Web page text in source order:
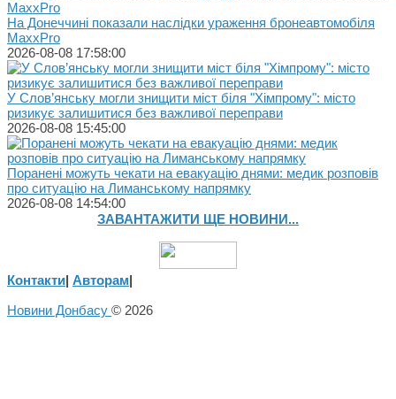
На Донеччині показали наслідки ураження бронеавтомобіля
MaxxPro
2026-08-08 17:58:00
У Слов’янську могли знищити міст біля "Хімпрому": місто
ризикує залишитися без важливої переправи
2026-08-08 15:45:00
Поранені можуть чекати на евакуацію днями: медик розповів
про ситуацію на Лиманському напрямку
2026-08-08 14:54:00
ЗАВАНТАЖИТИ ЩЕ НОВИНИ...
Контакти| Авторам|
Новини Донбасу © 2026